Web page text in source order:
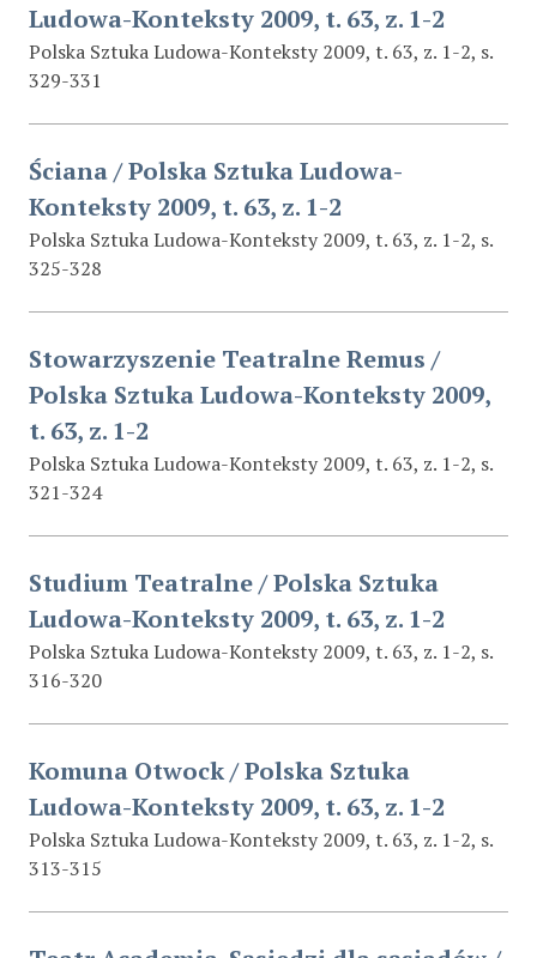
Ludowa-Konteksty 2009, t. 63, z. 1-2
Polska Sztuka Ludowa-Konteksty 2009, t. 63, z. 1-2, s.
329-331
Ściana / Polska Sztuka Ludowa-
Konteksty 2009, t. 63, z. 1-2
Polska Sztuka Ludowa-Konteksty 2009, t. 63, z. 1-2, s.
325-328
Stowarzyszenie Teatralne Remus /
Polska Sztuka Ludowa-Konteksty 2009,
t. 63, z. 1-2
Polska Sztuka Ludowa-Konteksty 2009, t. 63, z. 1-2, s.
321-324
Studium Teatralne / Polska Sztuka
Ludowa-Konteksty 2009, t. 63, z. 1-2
Polska Sztuka Ludowa-Konteksty 2009, t. 63, z. 1-2, s.
316-320
Komuna Otwock / Polska Sztuka
Ludowa-Konteksty 2009, t. 63, z. 1-2
Polska Sztuka Ludowa-Konteksty 2009, t. 63, z. 1-2, s.
313-315